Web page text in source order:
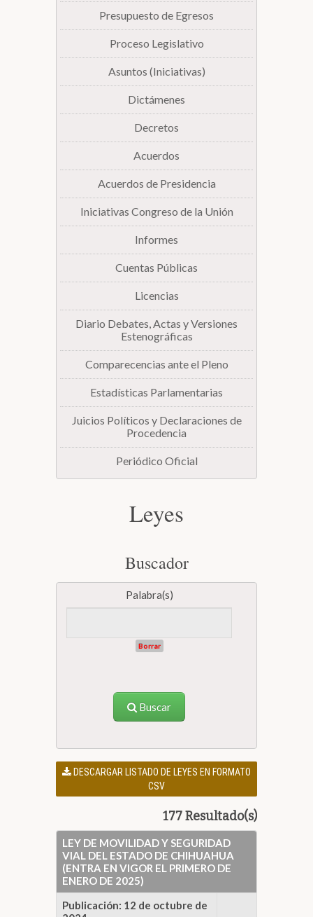
Presupuesto de Egresos
Proceso Legislativo
Asuntos (Iniciativas)
Dictámenes
Decretos
Acuerdos
Acuerdos de Presidencia
Iniciativas Congreso de la Unión
Informes
Cuentas Públicas
Licencias
Diario Debates, Actas y Versiones
Estenográficas
Comparecencias ante el Pleno
Estadísticas Parlamentarias
Juicios Políticos y Declaraciones de
Procedencia
Periódico Oficial
Leyes
Buscador
Palabra(s)
Borrar
Buscar
DESCARGAR LISTADO DE LEYES EN FORMATO
CSV
177 Resultado(s)
LEY DE MOVILIDAD Y SEGURIDAD
VIAL DEL ESTADO DE CHIHUAHUA
(ENTRA EN VIGOR EL PRIMERO DE
ENERO DE 2025)
Publicación: 12 de octubre de